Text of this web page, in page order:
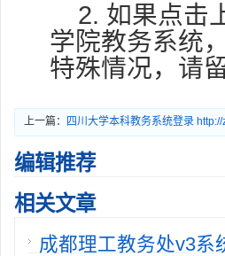
2. 如果点击
学院教务系统
特殊情况，请
上一篇： 四川大学本科教务系统登录
编辑推荐
相关文章
成都理工教务处v3系